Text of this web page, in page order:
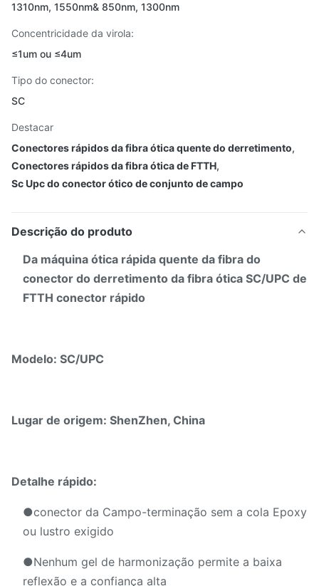
1310nm, 1550nm& 850nm, 1300nm
Concentricidade da virola:
≤1um ou ≤4um
Tipo do conector:
SC
Destacar
Conectores rápidos da fibra ótica quente do derretimento,
Conectores rápidos da fibra ótica de FTTH,
Sc Upc do conector ótico de conjunto de campo
Descrição do produto
Da máquina ótica rápida quente da fibra do
conector do derretimento da fibra ótica SC/UPC de
FTTH conector rápido
Modelo: SC/UPC
Lugar de origem: ShenZhen, China
Detalhe rápido:
●conector da Campo-terminação sem a cola Epoxy
ou lustro exigido
●Nenhum gel de harmonização permite a baixa
reflexão e a confiança alta